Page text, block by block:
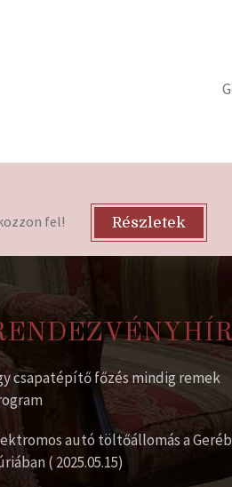
fel! Részletek
csapatépítő főzés mindig remek
autó töltőállomás a
( 2025.05.15)